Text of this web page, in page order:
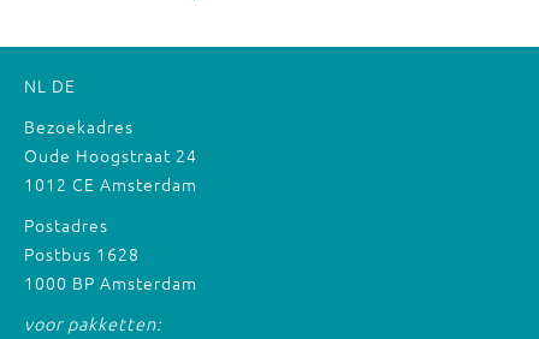
NL DE
Bezoekadres
Oude Hoogstraat 24
1012 CE Amsterdam
Postadres
Postbus 1628
1000 BP Amsterdam
voor pakketten: